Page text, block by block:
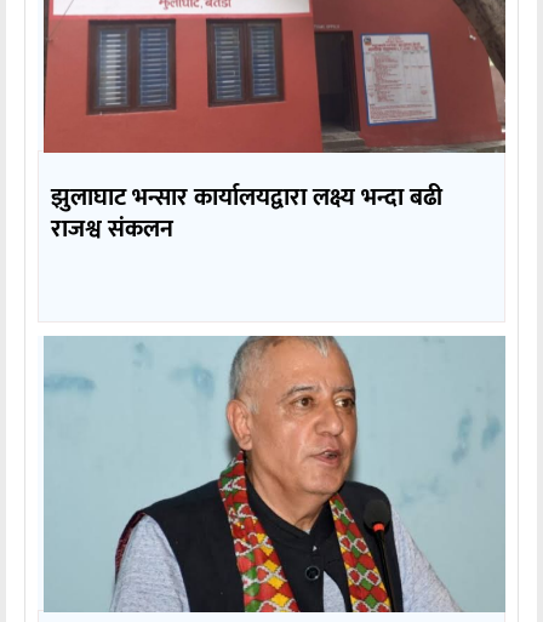
झुलाघाट भन्सार कार्यालयद्वारा लक्ष्य भन्दा बढी
राजश्व संकलन